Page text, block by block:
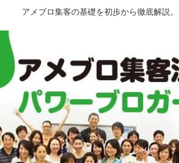
アメブロ集客の基礎を初歩から徹底解説